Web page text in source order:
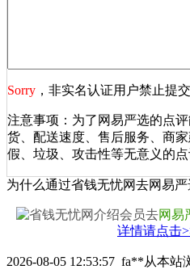
Sorry ，非实名认证用户禁止提
注意事项：为了网易严选的点
货、配送速度、售后服务、商
假、垃圾、攻击性等无意义的
为什么通过省钱无忧网去网易严
省钱无忧网介绍会员去网易
详情请点击
2026-08-05 12:53:57 fa**从本站